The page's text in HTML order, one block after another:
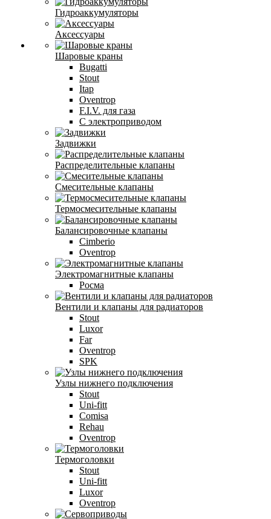
Гидроаккумуляторы
Аксессуары
Шаровые краны
Bugatti
Stout
Itap
Oventrop
F.I.V. для газа
С электроприводом
Задвижки
Распределительные клапаны
Cмесительные клапаны
Термосмесительные клапаны
Балансировочные клапаны
Cimberio
Oventrop
Электромагнитные клапаны
Росма
Вентили и клапаны для радиаторов
Stout
Luxor
Far
Oventrop
SPK
Узлы нижнего подключения
Stout
Uni-fitt
Comisa
Rehau
Oventrop
Термоголовки
Stout
Uni-fitt
Luxor
Oventrop